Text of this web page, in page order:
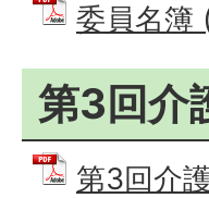
委員名簿
第3回介
第3回介